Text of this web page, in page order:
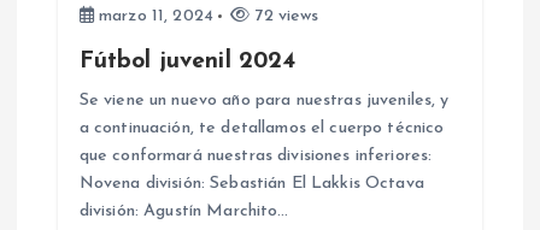
marzo 11, 2024 72 views
Fútbol juvenil 2024
Se viene un nuevo año para nuestras juveniles, y
a continuación, te detallamos el cuerpo técnico
que conformará nuestras divisiones inferiores:
Novena división: Sebastián El Lakkis Octava
división: Agustín Marchito…